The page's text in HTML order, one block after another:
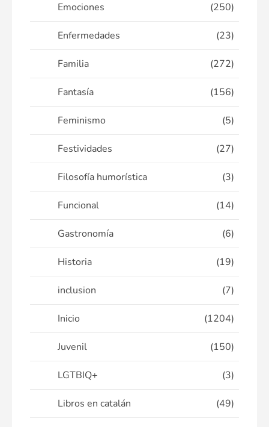
Emociones (250)
Enfermedades (23)
Familia (272)
Fantasía (156)
Feminismo (5)
Festividades (27)
Filosofía humorística (3)
Funcional (14)
Gastronomía (6)
Historia (19)
inclusion (7)
Inicio (1204)
Juvenil (150)
LGTBIQ+ (3)
Libros en catalán (49)